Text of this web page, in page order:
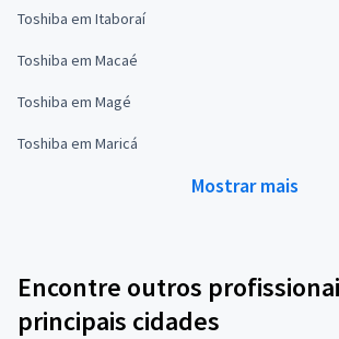
Toshiba em Itaboraí
Toshiba em Macaé
Toshiba em Magé
Toshiba em Maricá
Mostrar mais
Encontre outros
principais cidades